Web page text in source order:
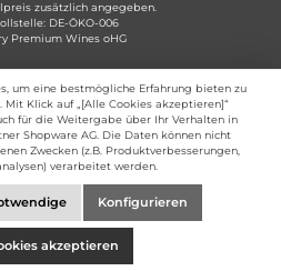
zusätzlich angegeben.
DE-ÖKO-006
Premium Wines oHG
um eine bestmögliche Erfahrung bieten zu
. Mit Klick auf „[Alle Cookies akzeptieren]“
für die Weitergabe über Ihr Verhalten in
Shopware AG. Die Daten können nicht
Zwecken (z.B. Produktverbesserungen,
verarbeitet werden.
Konfigurieren
akzeptieren